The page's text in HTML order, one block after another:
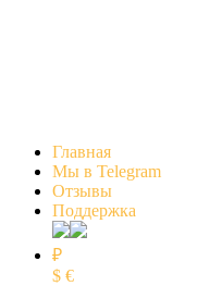
Главная
Мы в Telegram
Отзывы
Поддержка
₽
$ €